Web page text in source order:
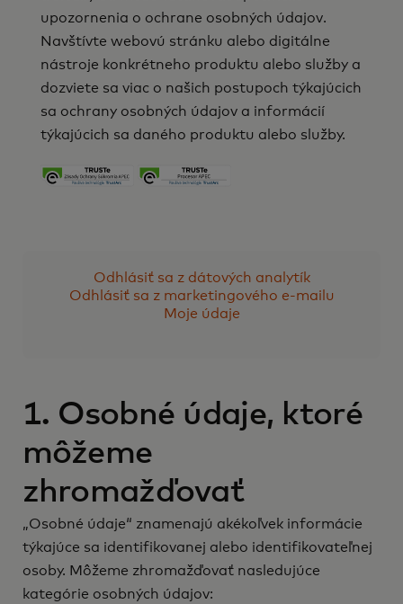
upozornenia o ochrane osobných údajov.
Navštívte webovú stránku alebo digitálne
nástroje konkrétneho produktu alebo služby a
dozviete sa viac o našich postupoch týkajúcich
sa ochrany osobných údajov a informácií
týkajúcich sa daného produktu alebo služby.
Odhlásiť sa z dátových analytík
Odhlásiť sa z marketingového e-mailu
Moje údaje
1. Osobné údaje, ktoré
môžeme
zhromažďovať
„Osobné údaje“ znamenajú akékoľvek informácie
týkajúce sa identifikovanej alebo identifikovateľnej
osoby. Môžeme zhromažďovať nasledujúce
kategórie osobných údajov: